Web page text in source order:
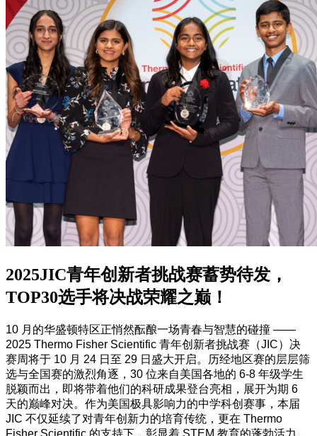
2025JIC青年创新者挑战赛蓄势待发，
TOP30选手将决战荣耀之巅！
10 月的华盛顿特区正悄然酝酿一场青春与智慧的碰撞 ——
2025 Thermo Fisher Scientific 青年创新者挑战赛（JIC）决
赛周将于 10 月 24 日至 29 日盛大开启。历经地区赛的层层筛
选与全国赛的激烈角逐，30 位来自美国各地的 6-8 年级学生
脱颖而出，即将带着他们的科研成果登台亮相，展开为期 6
天的巅峰对决。作为美国极具影响力的中学科创赛事，本届
JIC 不仅延续了对青年创新力的培育传统，更在 Thermo
Fisher Scientific 的支持下，彰显着 STEM 教育的蓬勃活力。